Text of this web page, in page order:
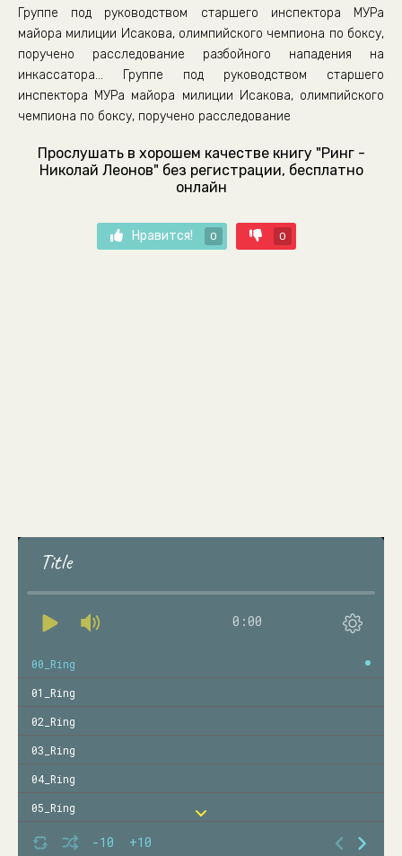
Группе под руководством старшего инспектора МУРа
майора милиции Исакова, олимпийского чемпиона по боксу,
поручено расследование разбойного нападения на
инкассатора... Группе под руководством старшего
инспектора МУРа майора милиции Исакова, олимпийского
чемпиона по боксу, поручено расследование
Прослушать в хорошем качестве книгу "Ринг -
Николай Леонов" без регистрации, бесплатно
онлайн
Нравится! 0 0
Title
0:00
-10 +10
00_Ring
01_Ring
02_Ring
03_Ring
04_Ring
05_Ring
06_Ring